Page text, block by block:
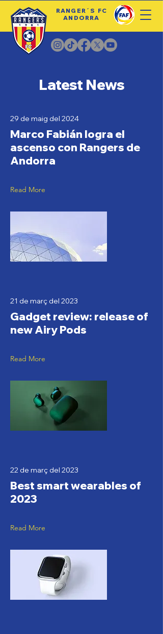
RANGER´S FC
ANDORRA
Latest News
29 de maig del 2024
Marco Fabián logra el
ascenso con Rangers de
Andorra
Read More
21 de març del 2023
Gadget review: release of
new Airy Pods
Read More
22 de març del 2023
Best smart wearables of
2023
Read More